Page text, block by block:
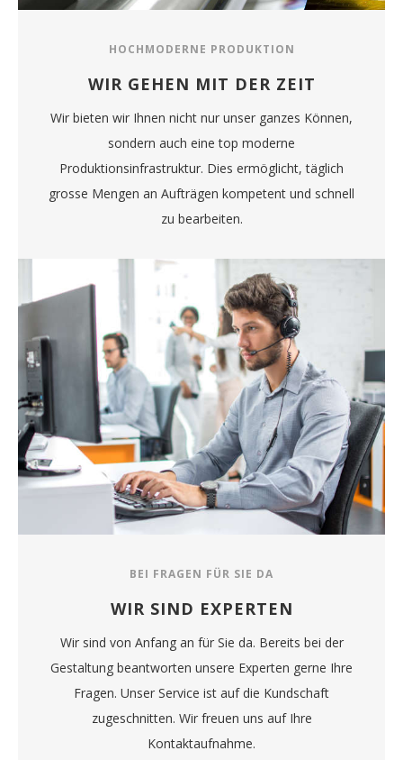
HOCHMODERNE PRODUKTION
WIR GEHEN MIT DER ZEIT
Wir bieten wir Ihnen nicht nur unser ganzes Können,
sondern auch eine top moderne
Produktionsinfrastruktur. Dies ermöglicht, täglich
grosse Mengen an Aufträgen kompetent und schnell
zu bearbeiten.
BEI FRAGEN FÜR SIE DA
WIR SIND EXPERTEN
Wir sind von Anfang an für Sie da. Bereits bei der
Gestaltung beantworten unsere Experten gerne Ihre
Fragen. Unser Service ist auf die Kundschaft
zugeschnitten. Wir freuen uns auf Ihre
Kontaktaufnahme.